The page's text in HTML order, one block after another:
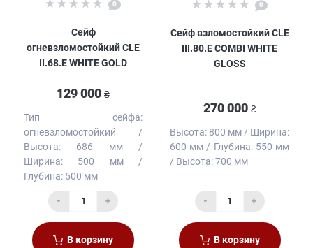
0
Сейф
огневзломостойкий CLE
II.68.E WHITE GOLD
129 000 ₴
Тип сейфа:
огневзломостойкий
Высота:
686 мм
Ширина:
500 мм
Глубина: 500 мм
- +
В корзину
0
Сейф взломостойкий CLE
III.80.E COMBI WHITE
GLOSS
270 000 ₴
Высота: 800 мм
Ширина:
600 мм
Глубина: 550 мм
Высота:700 мм
- +
В корзину